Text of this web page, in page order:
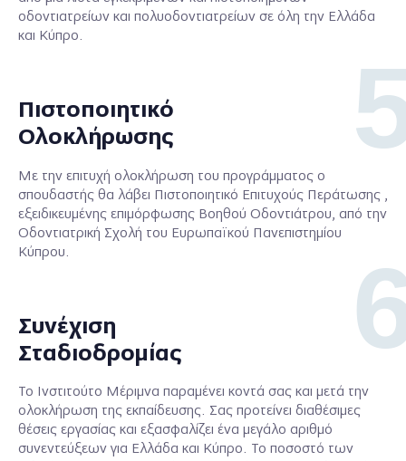
οδοντιατρείων και πολυοδοντιατρείων σε όλη την Ελλάδα
και Κύπρο.
Πιστοποιητικό
Ολοκλήρωσης
Με την επιτυχή ολοκλήρωση του προγράμματος ο
σπουδαστής θα λάβει Πιστοποιητικό Επιτυχούς Περάτωσης ,
εξειδικευμένης επιμόρφωσης Βοηθού Οδοντιάτρου, από την
Οδοντιατρική Σχολή του Ευρωπαϊκού Πανεπιστημίου
Κύπρου.
Συνέχιση
Σταδιοδρομίας
Το Ινστιτούτο Μέριμνα παραμένει κοντά σας και μετά την
ολοκλήρωση της εκπαίδευσης. Σας προτείνει διαθέσιμες
θέσεις εργασίας και εξασφαλίζει ένα μεγάλο αριθμό
συνεντεύξεων για Ελλάδα και Κύπρο. Το ποσοστό των